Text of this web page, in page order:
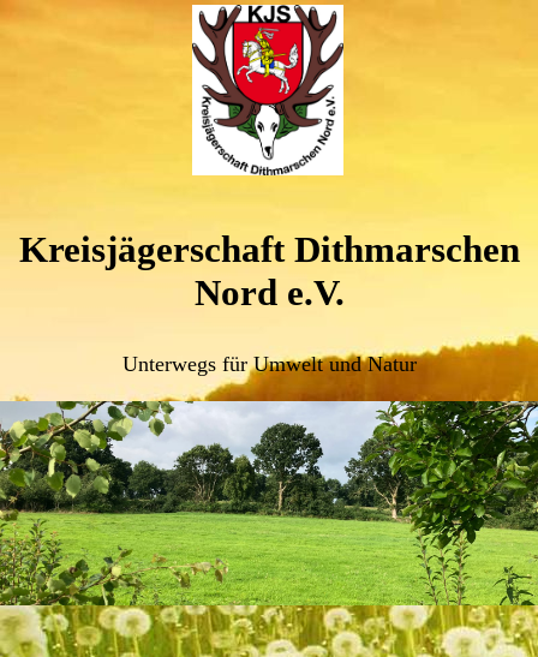
Kreisjägerschaft Dithmarschen
Nord e.V.
Unterwegs für Umwelt und Natur